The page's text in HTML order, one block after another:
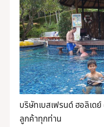
บริษัทเบสเฟรนด์ ฮอลิเด
ลูกค้าทุกท่าน